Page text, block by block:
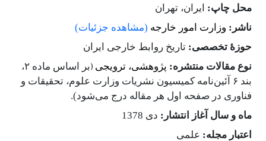
محل چاپ: ایران، تهران
ناشر: وزارت امور خارجه (مشاهده جزئیات)
حوزۀ تخصصی: تاریخ روابط خارجی ایران
نوع مقالات منتشره: پژوهشی، ترویجی )
بر اساس ماده ۲،
بند ۶ آئین‌نامه کمیسیون نشریات وزارت علوم، تحقیقات و
فناوری در صفحه اول هر مقاله درج می‌شود).
ماه و سال آغاز انتشار: دی 1378
اعتبار مجله: علمی‌